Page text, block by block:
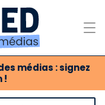
médias : signez
!